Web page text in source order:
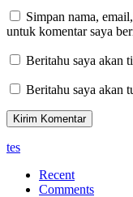
Simpan nama,
untuk komentar saya
Beritahu saya akan
Beritahu saya akan
tes
Recent
Comments